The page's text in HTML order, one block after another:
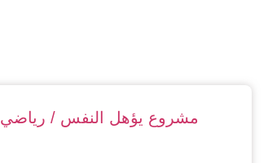
مشروع يؤهل النفس / رياضي